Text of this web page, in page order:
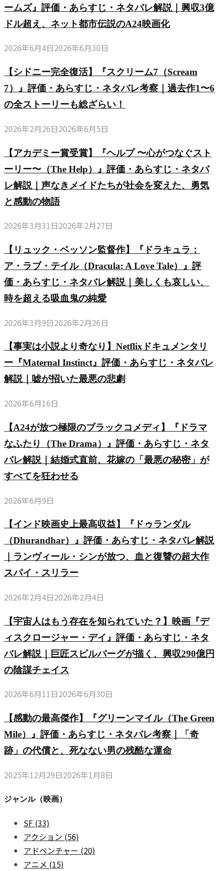
ームズ』評価・あらすじ・ネタバレ解説｜興収3億
ドル超え、ネット都市伝説のA24映画化
2026年6月4日2026年6月30日
【シドニー完全復活】『スクリーム7（Scream
7）』評価・あらすじ・ネタバレ考察｜過去作1〜6
の全ストーリーも総ざらい！
2026年2月26日2026年6月5日
【アカデミー賞受賞】『ヘルプ 〜心がつなぐスト
ーリー〜（The Help）』評価・あらすじ・ネタバ
レ解説｜声なきメイドたちが社会を変えた、勇気
と感動の物語
2026年3月31日2026年2月27日
【リュック・ベッソン監督作】『ドラキュラ：
ア・ラブ・テイル（Dracula: A Love Tale）』評
価・あらすじ・ネタバレ解説｜美しくも哀しい、
時を超える吸血鬼の純愛
2026年3月9日2026年2月26日
【事実は小説より奇なり】Netflixドキュメンタリ
ー『Maternal Instinct』評価・あらすじ・ネタバレ
解説｜嘘が招いた最悪の悲劇
2026年6月16日
【A24が放つ極限のブラックコメディ】『ドラマ
なふたり（The Drama）』評価・あらすじ・ネタ
バレ解説｜結婚式直前、花嫁の「最悪の秘密」が
すべてを狂わせる
2026年6月9日
【インド映画史上最高収益】『ドゥランダル
（Dhurandhar）』評価・あらすじ・ネタバレ解説
｜ランヴィール・シンが放つ、血と復讐の超大作
スパイ・スリラー
2026年2月4日2026年2月4日
【宇宙人はもう存在を知られていた？】映画『デ
ィスクロージャー・デイ』評価・あらすじ・ネタ
バレ解説｜巨匠スピルバーグが描く、興収290億円
の陰謀チェイス
2026年6月11日2026年6月30日
【感動の最高傑作】『グリーンマイル（The Green
Mile）』評価・あらすじ・ネタバレ考察｜「奇
跡」の代償と、死なない男の残酷な運命
2025年12月29日2026年1月8日
ジャンル（映画）
SF (33)
アクション (56)
アドベンチャー (20)
アニメ (15)